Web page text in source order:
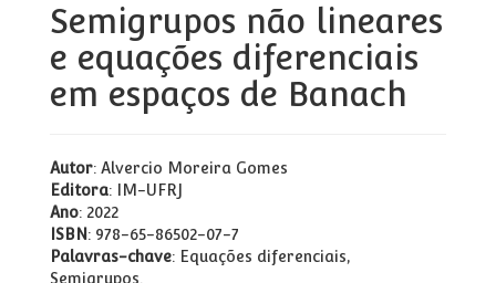
Semigrupos não lineares
e equações diferenciais
em espaços de Banach
Autor: Alvercio Moreira Gomes
Editora: IM-UFRJ
Ano: 2022
ISBN : 978-65-86502-07-7
Palavras-chave: Equações diferenciais,
Semigrupos.